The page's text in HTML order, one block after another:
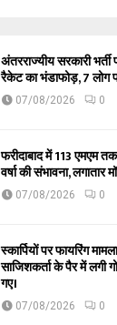
अंतरराज्यीय सरकारी
रैकेट का भंडाफोड़, 7
07/08/2026 0
फरीदाबाद में 113 एमएम
वर्षा की संभावना, लगातार
07/08/2026 0
स्कार्पियों पर फायरिंग
साजिशकर्ता के पैर में लगी
गए।
07/08/2026 0